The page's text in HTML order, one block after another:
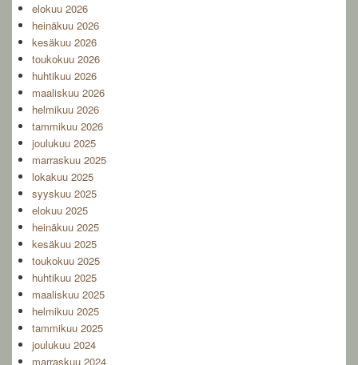
Areaelokuu 2026
heinäkuu 2026
kesäkuu 2026
toukokuu 2026
huhtikuu 2026
maaliskuu 2026
helmikuu 2026
tammikuu 2026
joulukuu 2025
marraskuu 2025
lokakuu 2025
syyskuu 2025
elokuu 2025
heinäkuu 2025
kesäkuu 2025
toukokuu 2025
huhtikuu 2025
maaliskuu 2025
helmikuu 2025
tammikuu 2025
joulukuu 2024
marraskuu 2024